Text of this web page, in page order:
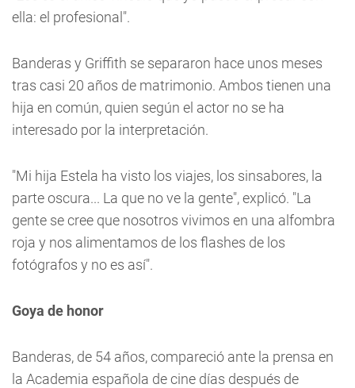
ella: el profesional".
Banderas y Griffith se separaron hace unos meses
tras casi 20 años de matrimonio. Ambos tienen una
hija en común, quien según el actor no se ha
interesado por la interpretación.
"Mi hija Estela ha visto los viajes, los sinsabores, la
parte oscura... La que no ve la gente", explicó. "La
gente se cree que nosotros vivimos en una alfombra
roja y nos alimentamos de los flashes de los
fotógrafos y no es así".
Goya de honor
Banderas, de 54 años, compareció ante la prensa en
la Academia española de cine días después de